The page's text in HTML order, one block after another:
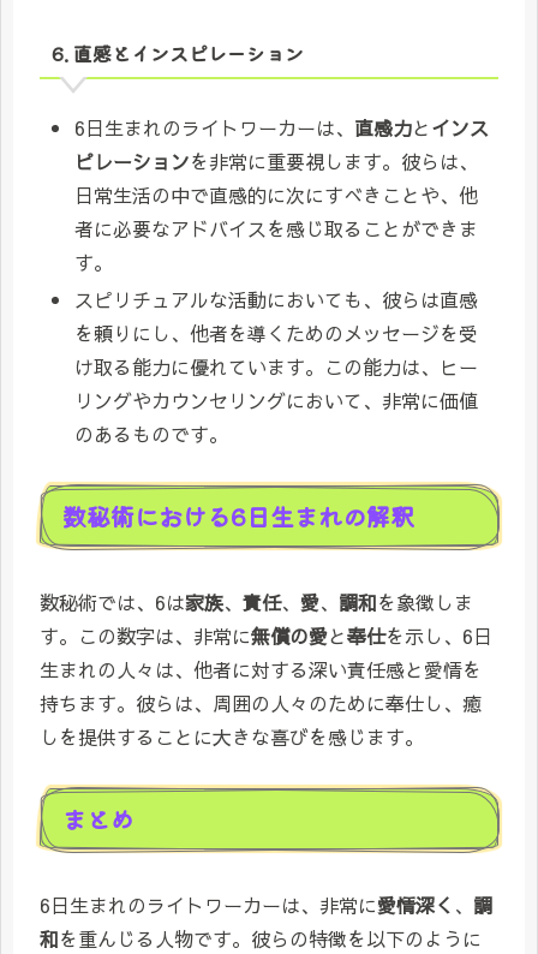
6. 直感とインスピレーション
6日生まれのライトワーカーは、 直感力とインス
ピレーションを非常に重要視します。彼らは、
日常生活の中で直感的に次にすべきことや、他
者に必要なアドバイスを感じ取ることができま
す。
スピリチュアルな活動においても、彼らは直感
を頼りにし、他者を導くためのメッセージを受
け取る能力に優れています。この能力は、ヒー
リングやカウンセリングにおいて、非常に価値
のあるものです。
数秘術における6日生まれの解釈
数秘術では、6は家族、 責任、 愛、 調和を象徴しま
す。この数字は、非常に無償の愛と奉仕を示し、6日
生まれの人々は、他者に対する深い責任感と愛情を
持ちます。彼らは、周囲の人々のために奉仕し、癒
しを提供することに大きな喜びを感じます。
まとめ
6日生まれのライトワーカーは、非常に愛情深く 、 調
和を重んじる人物です。彼らの特徴を以下のように